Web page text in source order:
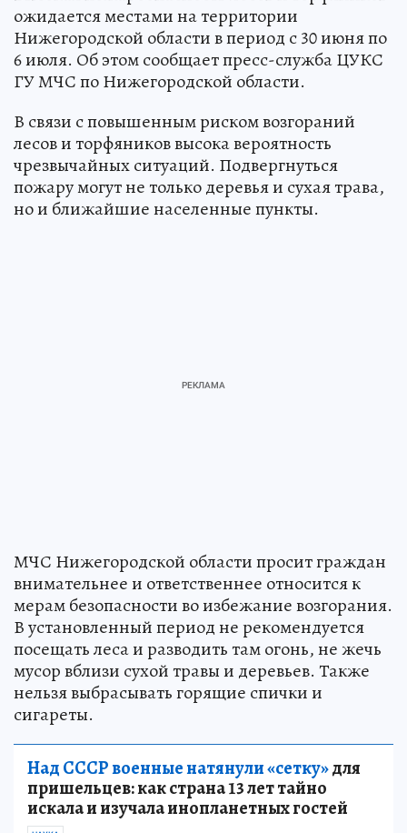
ожидается местами на территории
Нижегородской области в период с 30 июня по
6 июля. Об этом сообщает пресс-служба ЦУКС
ГУ МЧС по Нижегородской области.
В связи с повышенным риском возгораний
лесов и торфяников высока вероятность
чрезвычайных ситуаций. Подвергнуться
пожару могут не только деревья и сухая трава,
но и ближайшие населенные пункты.
МЧС Нижегородской области просит граждан
внимательнее и ответственнее относится к
мерам безопасности во избежание возгорания.
В установленный период не рекомендуется
посещать леса и разводить там огонь, не жечь
мусор вблизи сухой травы и деревьев. Также
нельзя выбрасывать горящие спички и
сигареты.
Над СССР военные натянули «сетку»для
пришельцев: как страна 13 лет тайно
искала и изучала инопланетных гостей